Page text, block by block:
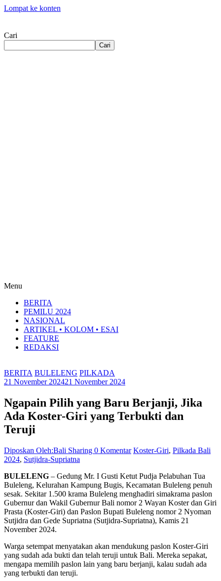
Lompat ke konten
Cari
Cari
Menu
BERITA
PEMILU 2024
NASIONAL
ARTIKEL • KOLOM • ESAI
FEATURE
REDAKSI
BERITA BULELENG PILKADA
21 November 202421 November 2024
Ngapain Pilih yang Baru Berjanji, Jika
Ada Koster-Giri yang Terbukti dan
Teruji
Diposkan Oleh:Bali Sharing 0 Komentar Koster-Giri, Pilkada Bali
2024, Sutjidra-Supriatna
BULELENG – Gedung Mr. I Gusti Ketut Pudja Pelabuhan Tua
Buleleng, Kelurahan Kampung Bugis, Kecamatan Buleleng penuh
sesak. Sekitar 1.500 krama Buleleng menghadiri simakrama paslon
Gubernur dan Wakil Gubernur Bali nomor 2 Wayan Koster dan Giri
Prasta (Koster-Giri) dan Paslon Bupati Buleleng nomor 2 Nyoman
Sutjidra dan Gede Supriatna (Sutjidra-Supriatna), Kamis 21
November 2024.
Warga setempat menyatakan akan mendukung paslon Koster-Giri
yang sudah ada bukti dan telah teruji untuk Bali. Mereka sepakat,
mengapa memilih paslon lain yang baru berjanji, kalau sudah ada
yang terbukti dan teruji.